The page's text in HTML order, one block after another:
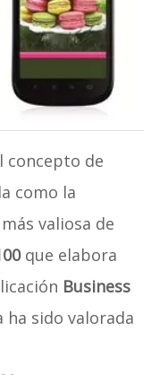
concepto de
como la
valiosa de
que elabora
Business
sido valorada